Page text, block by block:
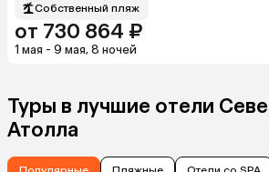
Собственный пляж
от 730 864 ₽
1 мая - 9 мая, 8 ночей
Туры в лучшие отели
Атолла